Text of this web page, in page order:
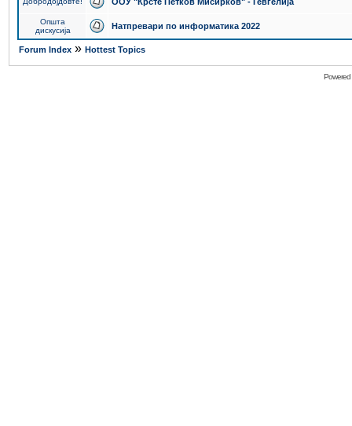
Општа
дискусија
Натпревари по информатика 2022
Forum Index » Hottest Topics